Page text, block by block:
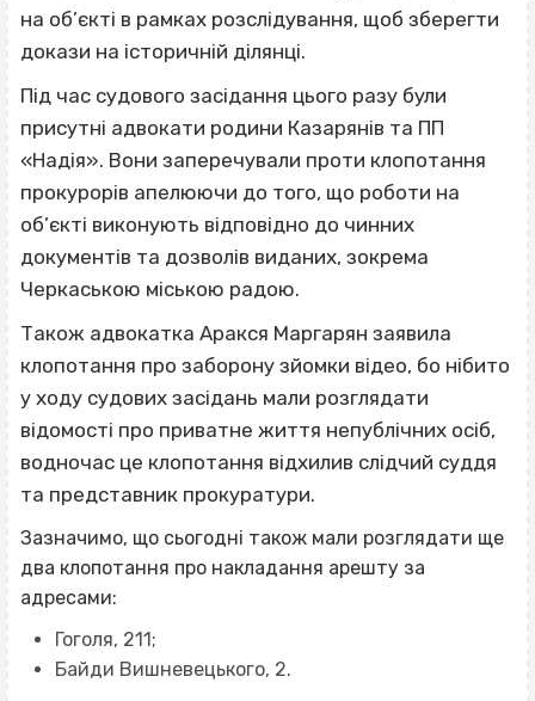
на об’єкті в рамках розслідування, щоб зберегти
докази на історичній ділянці.
Під час судового засідання цього разу були
присутні адвокати родини Казарянів та ПП
«Надія». Вони заперечували проти клопотання
прокурорів апелюючи до того, що роботи на
об’єкті виконують відповідно до чинних
документів та дозволів виданих, зокрема
Черкаською міською радою.
Також адвокатка Аракся Маргарян заявила
клопотання про заборону зйомки відео, бо нібито
у ходу судових засідань мали розглядати
відомості про приватне життя непублічних осіб,
водночас це клопотання відхилив слідчий суддя
та представник прокуратури.
Зазначимо, що сьогодні також мали розглядати ще
два клопотання про накладання арешту за
адресами:
Гоголя, 211;
Байди Вишневецького, 2.